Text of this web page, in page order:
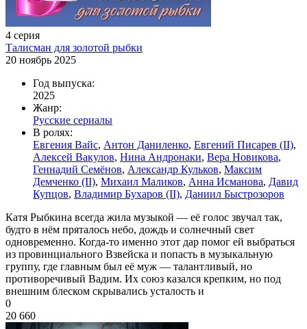
4 серия
Талисман для золотой рыбки
20 ноябрь 2025
Год выпуска:
2025
Жанр:
Русские сериалы
В ролях:
Евгения Вайс, Антон Даниленко, Евгений Писарев (II),
Алексей Вакулов, Нина Андронаки, Вера Новикова,
Геннадий Семёнов, Александр Кульков, Максим
Демченко (II), Михаил Маликов, Анна Исманова, Давид
Купцов, Владимир Бухаров (II), Даниил Быстрозоров
Катя Рыбкина всегда жила музыкой — её голос звучал так,
будто в нём пряталось небо, дождь и солнечный свет
одновременно. Когда-то именно этот дар помог ей выбраться
из провинциального Взвейска и попасть в музыкальную
группу, где главным был её муж — талантливый, но
противоречивый Вадим. Их союз казался крепким, но под
внешним блеском скрывались усталость и
0
20 660